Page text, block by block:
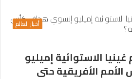
أخبار العالم
الاستوائية إميليو
الأفريقية حتى